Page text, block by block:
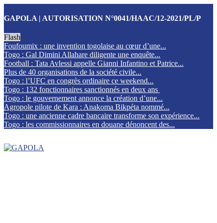
GAPOLA | AUTORISATION N°0041/HAAC/12-2021/PL/P
Flash
Foufoumix : une invention togolaise au cœur d’une...
Togo : Gal Dimini Allahare diligente une enquête...
Football : Tata Avlessi appelle Gianni Infantino et Patrice...
Plus de 40 organisations de la société civile...
Togo : l’UFC en congrès ordinaire ce weekend...
Togo : 132 fonctionnaires sanctionnés en deux ans
Togo : le gouvernement annonce la création d’une...
Agropole pilote de Kara : Anakoma Bikpéta nommé...
Togo : une ancienne cadre bancaire transforme son expérience...
Togo : les commissionnaires en douane dénoncent des...